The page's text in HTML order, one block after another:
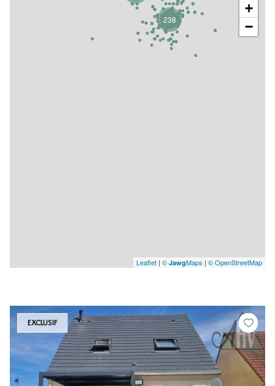
238
+
−
Leaflet | © JawgMaps | © OpenStreetMap
EXCLUSIF